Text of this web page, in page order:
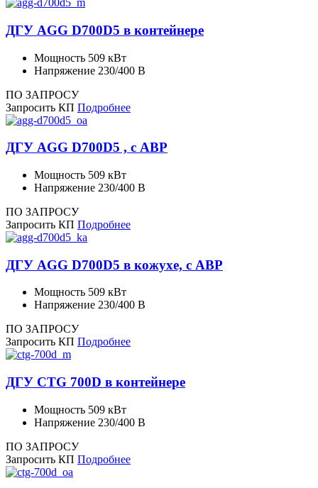
ДГУ AGG D700D5 в контейнере
Мощность 509 кВт
Напряжение 230/400 В
ПО ЗАПРОСУ
Запросить КП Подробнее
ДГУ AGG D700D5 , с АВР
Мощность 509 кВт
Напряжение 230/400 В
ПО ЗАПРОСУ
Запросить КП Подробнее
ДГУ AGG D700D5 в кожухе, с АВР
Мощность 509 кВт
Напряжение 230/400 В
ПО ЗАПРОСУ
Запросить КП Подробнее
ДГУ CTG 700D в контейнере
Мощность 509 кВт
Напряжение 230/400 В
ПО ЗАПРОСУ
Запросить КП Подробнее